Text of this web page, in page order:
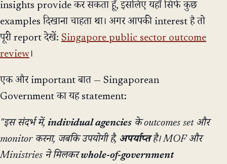
insights provide कर सकता हूँ, इसलिए यहाँ सिर्फ कुछ
examples दिखाना चाहता था। अगर आपकी interest है तो
पूरी report देखें: Singapore public sector outcome
review।
एक और important बात — Singaporean
Government का यह statement:
"इस संदर्भ में, individual agencies के outcomes set और
monitor करना, जबकि उपयोगी है, अपर्याप्तहै। MOF और
Ministries ने मिलकरwhole-of-government